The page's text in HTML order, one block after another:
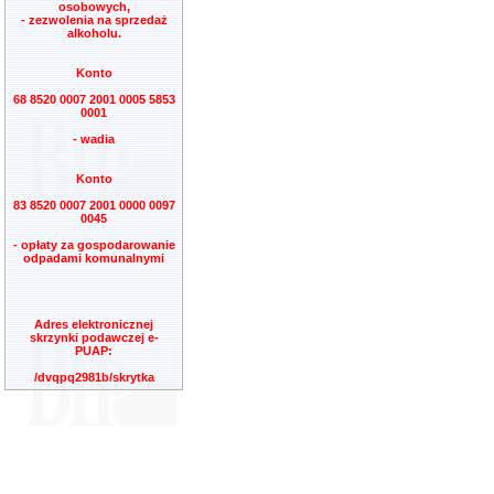
osobowych,
- zezwolenia na sprzedaż
alkoholu.
Konto
68 8520 0007 2001 0005 5853
0001
- wadia
Konto
83 8520 0007 2001 0000 0097
0045
- opłaty za gospodarowanie
odpadami komunalnymi
Adres elektronicznej
skrzynki podawczej e-
PUAP:
/dvqpq2981b/skrytka